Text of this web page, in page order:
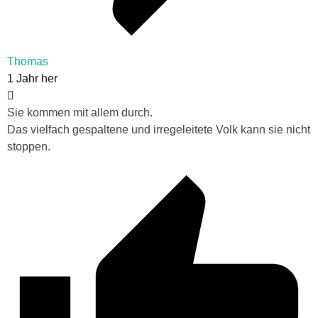
Thomas
1 Jahr her
Sie kommen mit allem durch.
Das vielfach gespaltene und irregeleitete Volk kann sie nicht
stoppen.